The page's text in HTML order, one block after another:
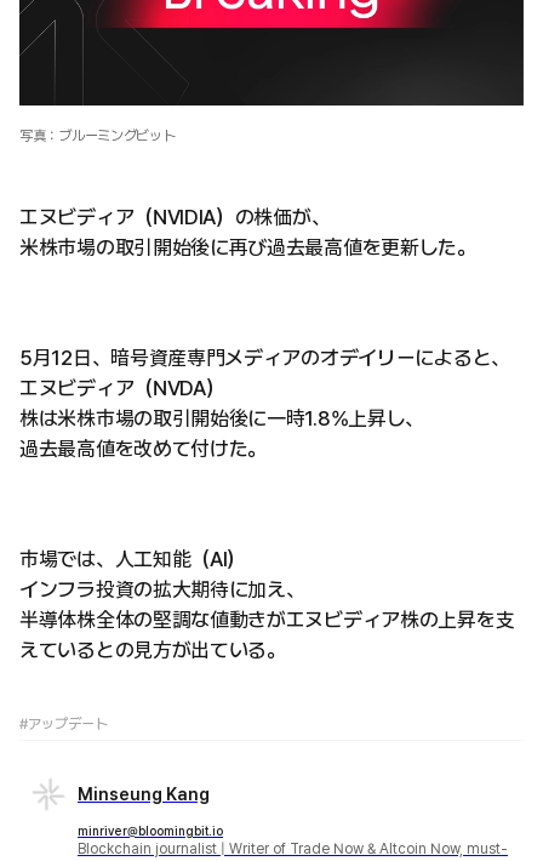
写真：ブルーミングビット
エヌビディア（NVIDIA）の株価が、
米株市場の取引開始後に再び過去最高値を更新した。
5月12日、暗号資産専門メディアのオデイリーによると、
エヌビディア（NVDA）
株は米株市場の取引開始後に一時1.8%上昇し、
過去最高値を改めて付けた。
市場では、人工知能（AI）
インフラ投資の拡大期待に加え、
半導体株全体の堅調な値動きがエヌビディア株の上昇を支
えているとの見方が出ている。
#アップデート
Minseung Kang
minriver@bloomingbit.io
Blockchain journalist | Writer of Trade Now & Altcoin Now, must-